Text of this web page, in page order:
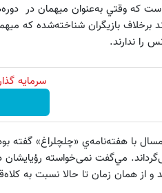
كه وقتي به‌عنوان ميهمان در
برخلاف بازيگران شناخته‌شده كه
را ندارند.
سرمایه
با هفته‌نامه‌ي «چلچلراغ» گفته
مي‌گفت نمی‌خواسته
از همان زمان تا حالا نسبت به